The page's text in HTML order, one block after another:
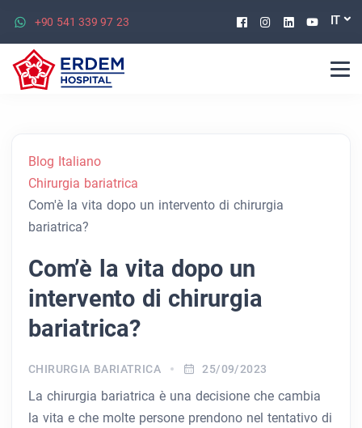
+90 541 339 97 23 Facebook
Instagram
Linkedin
IT
Blog Italiano
Chirurgia bariatrica
Com'è la vita dopo un intervento di chirurgia
bariatrica?
Com’è la vita dopo un
intervento di chirurgia
bariatrica?
CHIRURGIA BARIATRICA 25/09/2023
La chirurgia bariatrica è una decisione che cambia
la vita e che molte persone prendono nel tentativo di